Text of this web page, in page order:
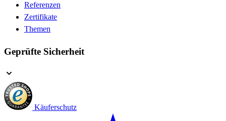
Referenzen
Zertifikate
Themen
Geprüfte Sicherheit
Käuferschutz